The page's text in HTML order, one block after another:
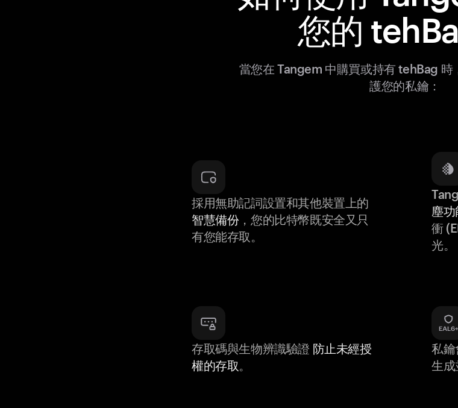
您的
當您在 Tangem 中購買或持有 tehBag 時
護您的私鑰：
採用無助記詞設置和其他裝置上的
智慧備份，您的比特幣既安全又只
有您能存取。
塵功
衝
光。
存取碼與生物辨識驗證 防止未經授
權的存取。
私鑰
生成